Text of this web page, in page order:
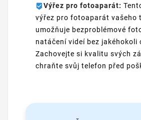
Výřez pro fotoaparát:
výřez pro fotoaparát vašeho
umožňuje bezproblémové
natáčení videí bez jakéhokoli
Zachovejte si kvalitu svých
chraňte svůj telefon před